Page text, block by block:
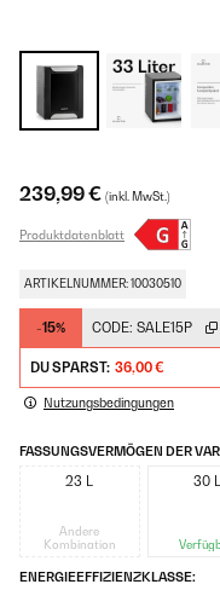
239,99 € (inkl. MwSt.)
Produktdatenblatt
ARTIKELNUMMER: 10030510
-15% CODE: SALE15P
DU SPARST: 36,00 €
Nutzungsbedingungen
FASSUNGSVERMÖGEN DER
23 L
Andere
Kombination
30 L
ENERGIEEFFIZIENZKLASSE: